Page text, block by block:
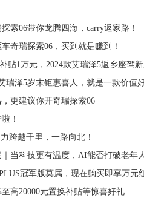
索06带你龙腾四海，carry返家路！
奇瑞探索06，买到就是赚到！
贴1万元，2024款艾瑞泽5返乡座驾
瑞泽5岁末钜惠喜人，就是一款价值
更建议你开奇瑞探索06
！
跨越千里，一路向北！
当科技更有温度，AI能否打破老年
冠军版莫属，现在购买即享万元
高20000元置换补贴等惊喜好礼